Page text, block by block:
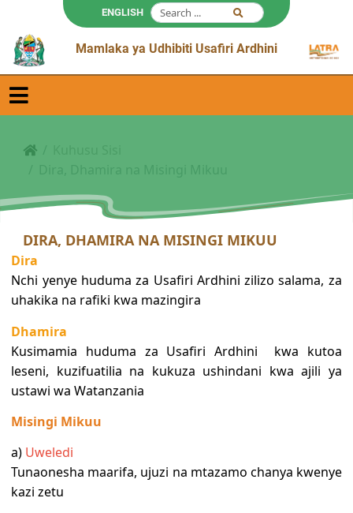
ENGLISH
Mamlaka ya Udhibiti Usafiri Ardhini
DIRA, DHAMIRA NA MISINGI MIKUU
Dira
Nchi yenye huduma za Usafiri Ardhini zilizo salama, za
uhakika na rafiki kwa mazingira
Dhamira
Kusimamia huduma za Usafiri Ardhini kwa kutoa
leseni, kuzifuatilia na kukuza ushindani kwa ajili ya
ustawi wa Watanzania
Misingi Mikuu
a) Uweledi
Tunaonesha maarifa, ujuzi na mtazamo chanya kwenye
kazi zetu